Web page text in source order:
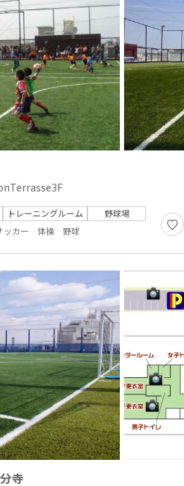
トレーニングルーム
野球場
ッカー 体操 野球
寺